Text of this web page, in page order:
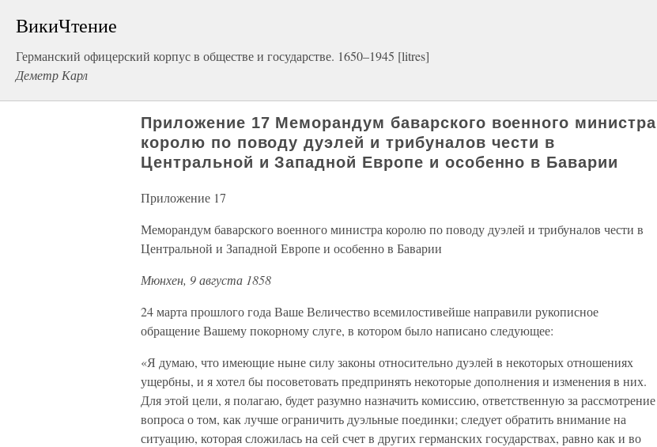
ВикиЧтение
Германский офицерский корпус в обществе и государстве. 1650–1945 [litres]
Деметр Карл
Приложение 17 Меморандум баварского военного министра
королю по поводу дуэлей и трибуналов чести в
Центральной и Западной Европе и особенно в Баварии
Приложение 17
Меморандум баварского военного министра королю по поводу дуэлей и трибуналов чести в
Центральной и Западной Европе и особенно в Баварии
Мюнхен, 9 августа 1858
24 марта прошлого года Ваше Величество всемилостивейше направили рукописное
обращение Вашему покорному слуге, в котором было написано следующее:
«Я думаю, что имеющие ныне силу законы относительно дуэлей в некоторых отношениях
ущербны, и я хотел бы посоветовать предпринять некоторые дополнения и изменения в них.
Для этой цели, я полагаю, будет разумно назначить комиссию, ответственную за рассмотрение
вопроса о том, как лучше ограничить дуэльные поединки; следует обратить внимание на
ситуацию, которая сложилась на сей счет в других германских государствах, равно как и во